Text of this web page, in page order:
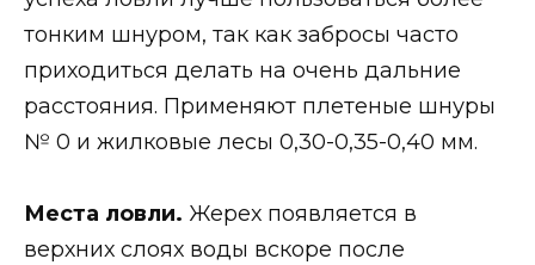
тонким шнуром, так как забросы часто
приходиться делать на очень дальние
расстояния. Применяют плетеные шнуры
№ 0 и жилковые лесы 0,30-0,35-0,40 мм.
Места ловли. Жерех появляется в
верхних слоях воды вскоре после